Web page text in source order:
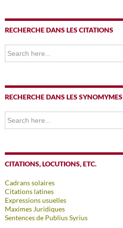
RECHERCHE DANS LES CITATIONS
Search
for:
RECHERCHE DANS LES SYNOMYMES
Search
for:
CITATIONS, LOCUTIONS, ETC.
Cadrans solaires
Citations latines
Expressions usuelles
Maximes Juridiques
Sentences de Publius Syrius